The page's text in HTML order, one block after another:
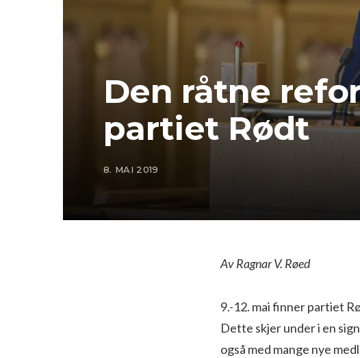
Den råtne
partiet Rødt
8. MAI 2019
Av Ragnar V. Røed
9.-12. mai finner partiet
Dette skjer under i en
også med mange nye